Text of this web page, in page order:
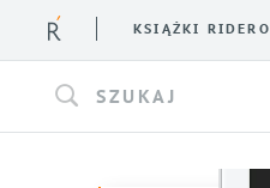
KSIĄŻKI RIDERO
SZUKAJ